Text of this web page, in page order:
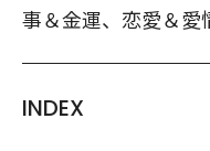
事＆金運、恋愛＆愛
INDEX